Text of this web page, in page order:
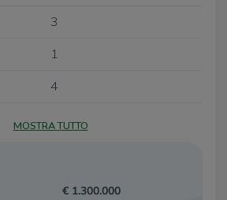
3
1
4
MOSTRA TUTTO
€ 1.300.000